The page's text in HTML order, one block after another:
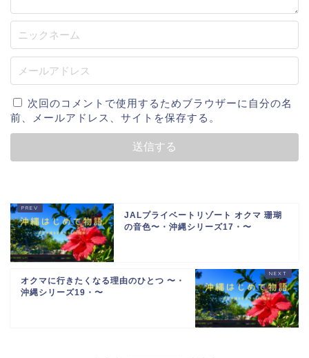
次回のコメントで使用するためブラウザーに自分の名
前、メールアドレス、サイトを保存する。
JALプライベートリゾート オクマ 珊瑚
の音色〜・沖縄シリーズ17・〜
オクマに行きたくなる理由のひとつ 〜・
沖縄シリーズ19・〜